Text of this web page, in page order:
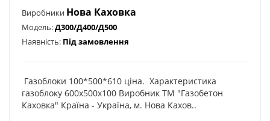
Виробники Нова Каховка
Модель:Д300/Д400/Д500
Наявність: Під замовлення
Газоблоки 100*500*610 ціна. Характеристика
газоблоку 600х500х100 Виробник ТМ "Газобетон
Каховка" Країна - Україна, м. Нова Кахов..